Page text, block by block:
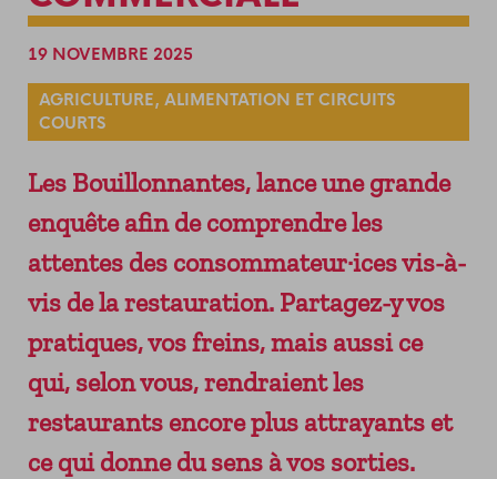
19 NOVEMBRE 2025
AGRICULTURE, ALIMENTATION ET CIRCUITS
COURTS
Les Bouillonnantes, lance une grande
enquête afin de comprendre les
attentes des consommateur·ices vis-à-
vis de la restauration. Partagez-y vos
pratiques, vos freins, mais aussi ce
qui, selon vous, rendraient les
restaurants encore plus attrayants et
ce qui donne du sens à vos sorties.
ADHÉRER
NEWSLETTER
VENIR AU SOLILAB
LES SERVICES
PERMANENCES GRATUITES
RESSOURCES DU TERRITOIRE
LES ÉVÉNEMENTS ENTREPRENEURIAUX
DEMAIN MODE D’EMPLOI
LE FORUM DES ACHATS INNOVANTS ET
RESPONSABLES